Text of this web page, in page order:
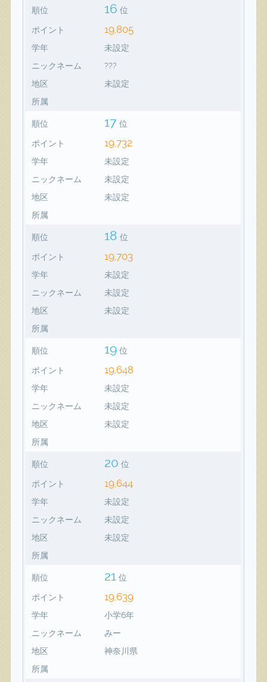
順位 16 位
ポイント 19,805
学年
未設定
ニックネーム
???
地区
未設定
所属
順位 17 位
ポイント 19,732
学年
未設定
ニックネーム
未設定
地区
未設定
所属
順位 18 位
ポイント 19,703
学年
未設定
ニックネーム
未設定
地区
未設定
所属
順位 19 位
ポイント 19,648
学年
未設定
ニックネーム
未設定
地区
未設定
所属
順位 20 位
ポイント 19,644
学年
未設定
ニックネーム
未設定
地区
未設定
所属
順位 21 位
ポイント 19,639
学年
小学6年
ニックネーム
みー
地区
神奈川県
所属